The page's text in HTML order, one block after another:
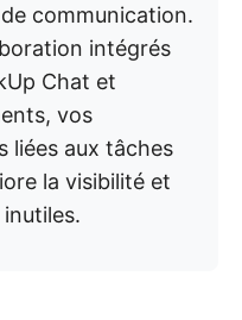
communication.
intégrés
Chat et
vos
liées aux tâches
la visibilité et